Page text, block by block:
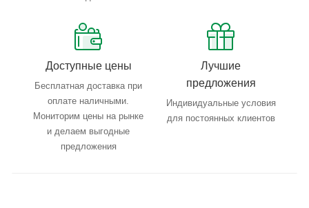
Доступные цены
Бесплатная доставка при
оплате наличными.
Мониторим цены на рынке
и делаем выгодные
предложения
Лучшие
предложения
Индивидуальные условия
для постоянных клиентов